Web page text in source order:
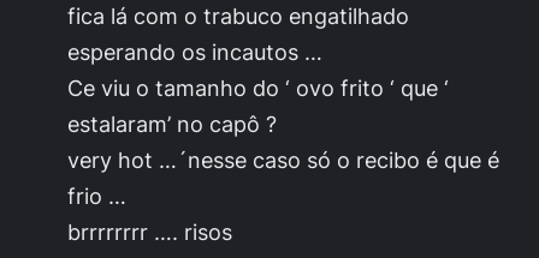
fica lá com o trabuco engatilhado
esperando os incautos …
Ce viu o tamanho do ‘ ovo frito ‘ que ‘
estalaram’ no capô ?
very hot …´nesse caso só o recibo é que é
frio …
brrrrrrrr …. risos